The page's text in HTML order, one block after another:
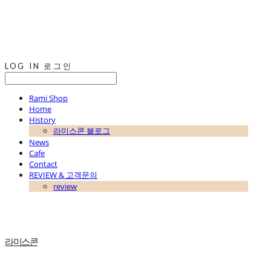
LOG IN 로그인
Rami Shop
Home
History
라미스콘 블로그
News
Cafe
Contact
REVIEW & 고객문의
review
라미스콘